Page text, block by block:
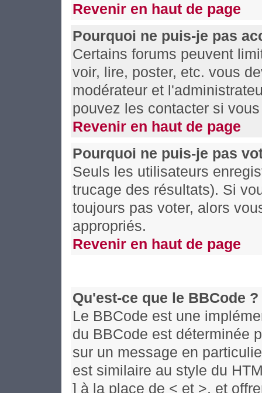
Revenir en haut de page
Pourquoi ne puis-je pas
Certains forums peuvent
voir, lire, poster, etc. vous
modérateur et
pouvez les contacter si
Revenir en haut de page
Pourquoi ne puis-je pas
Seuls les utilisateurs
trucage des résultats). Si
toujours pas voter, alors
appropriés.
Revenir en haut de page
Qu'est-ce que le BBCode ?
Le BBCode est une
du BBCode est déterminée
sur un message en
est similaire au style du
] à la place de < et >, et